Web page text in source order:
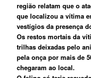
região relatam que o
que localizou a vítima
vestígios da presença
Os restos mortais da
trilhas deixadas pelo
pela onça por mais de
chegaram ao local.